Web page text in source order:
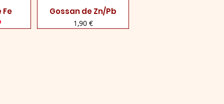
Fe Visualização rápida
Gossan de Zn/Pb
Preço
1,90 €